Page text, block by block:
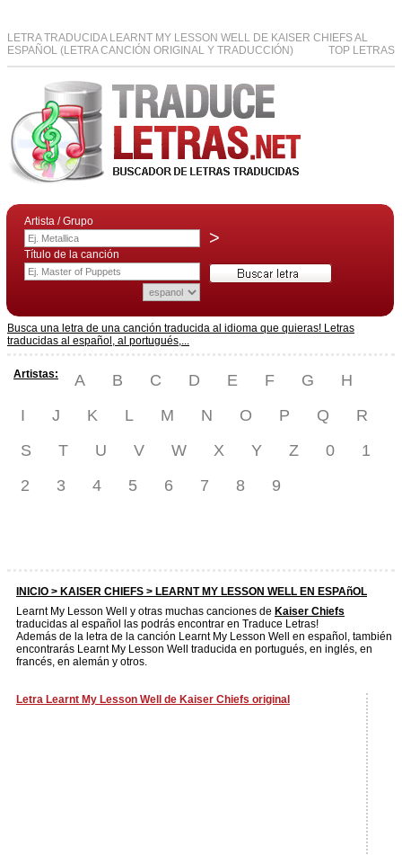
LETRA TRADUCIDA LEARNT MY LESSON WELL DE KAISER CHIEFS AL
ESPAÑOL (LETRA CANCIÓN ORIGINAL Y TRADUCCIÓN)
TOP LETRAS
Artista / Grupo
>
Título de la canción
Busca una letra de una canción traducida al idioma que quieras! Letras
traducidas al español, al portugués,...
Artistas: A B C D E F G
H
I
J K L M N O P Q
R
S
T U V W X Y Z 0
1
2
3 4 5 6 7 8 9
INICIO > KAISER CHIEFS > LEARNT MY LESSON WELL EN ESPAñOL
Learnt My Lesson Well y otras muchas canciones de Kaiser Chiefs
traducidas al español las podrás encontrar en Traduce Letras!
Además de la letra de la canción Learnt My Lesson Well en español, también
encontrarás Learnt My Lesson Well traducida en portugués, en inglés, en
francés, en alemán y otros.
Letra Learnt My Lesson Well de Kaiser Chiefs original